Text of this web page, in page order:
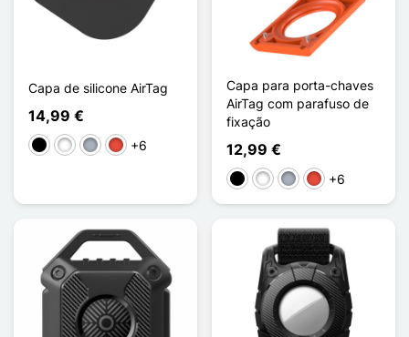
Capa de silicone AirTag
14,99 €
PretoBrancoCinzento
Vermelho
+6
Capa para porta-chaves
AirTag com parafuso de
fixação
12,99 €
PretoBrancoCinzento
Vermelho
+6